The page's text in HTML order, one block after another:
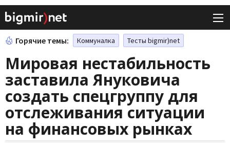
Горячие темы: Коммуналка Тесты bigmir)net
Мировая нестабильность
заставила Януковича
создать спецгруппу для
отслеживания ситуации
на финансовых рынках